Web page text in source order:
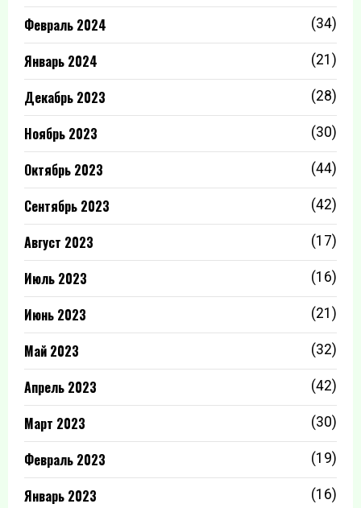
Февраль 2024 (34)
Январь 2024 (21)
Декабрь 2023 (28)
Ноябрь 2023 (30)
Октябрь 2023 (44)
Сентябрь 2023 (42)
Август 2023 (17)
Июль 2023 (16)
Июнь 2023 (21)
Май 2023 (32)
Апрель 2023 (42)
Март 2023 (30)
Февраль 2023 (19)
Январь 2023 (16)